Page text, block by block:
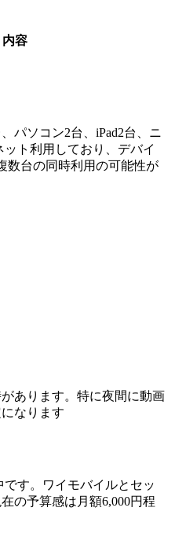
内容
パソコン2台、iPad2台、ニ
ット利用しており、デバイ
数台の同時利用の可能性が
あります。特に夜間に動画
なります
です。ワイモバイルとセッ
の予算感は月額6,000円程